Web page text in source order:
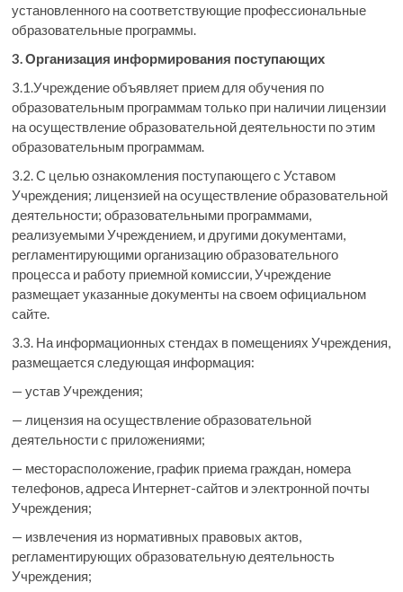
установленного на соответствующие профессиональные
образовательные программы.
3. Организация информирования поступающих
3.1.Учреждение объявляет прием для обучения по
образовательным программам только при наличии лицензии
на осуществление образовательной деятельности по этим
образовательным программам.
3.2. С целью ознакомления поступающего с Уставом
Учреждения; лицензией на осуществление образовательной
деятельности; образовательными программами,
реализуемыми Учреждением, и другими документами,
регламентирующими организацию образовательного
процесса и работу приемной комиссии, Учреждение
размещает указанные документы на своем официальном
сайте.
3.3. На информационных стендах в помещениях Учреждения,
размещается следующая информация:
— устав Учреждения;
— лицензия на осуществление образовательной
деятельности с приложениями;
— месторасположение, график приема граждан, номера
телефонов, адреса Интернет-сайтов и электронной почты
Учреждения;
— извлечения из нормативных правовых актов,
регламентирующих образовательную деятельность
Учреждения;